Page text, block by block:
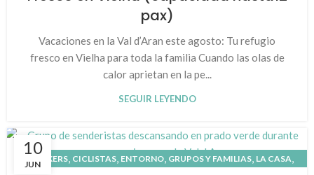
pax)
Vacaciones en la Val d’Aran este agosto: Tu refugio
fresco en Vielha para toda la familia Cuando las olas de
calor aprietan en la pe...
SEGUIR LEYENDO
10
JUN
BIKERS, CICLISTAS, ENTORNO, GRUPOS Y FAMILIAS, LA CASA,